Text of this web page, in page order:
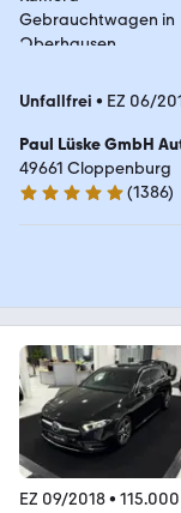
Unfallfrei • EZ 06/
Paul Lüske GmbH
Service & Junge
49661 Cloppenburg
4.9 Sterne
(1386)
EZ 09/2018•